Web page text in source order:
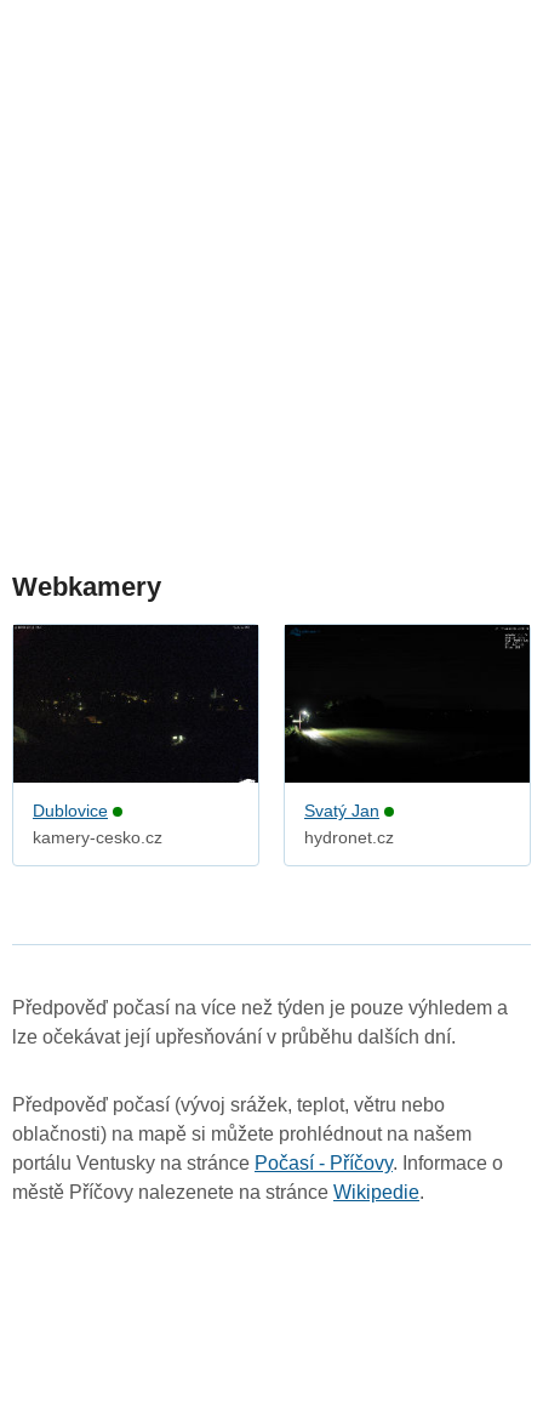
Webkamery
Dublovice
kamery-cesko.cz
Svatý Jan
hydronet.cz
Předpověď počasí na více než týden je pouze výhledem a
lze očekávat její upřesňování v průběhu dalších dní.
Předpověď počasí (vývoj srážek, teplot, větru nebo
oblačnosti) na mapě si můžete prohlédnout na našem
portálu Ventusky na stránce Počasí - Příčovy. Informace o
městě Příčovy nalezenete na stránce Wikipedie.